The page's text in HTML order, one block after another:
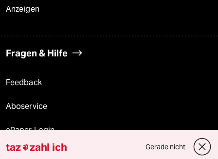
Anzeigen
Fragen & Hilfe
Feedback
Aboservice
ePaper Login
Downloads für Abonnierende
taz zahl ich Gerade nicht